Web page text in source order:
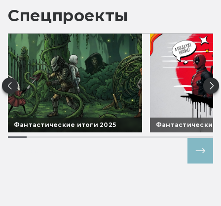
Спецпроекты
Фантастические итоги 2025 Фантастические